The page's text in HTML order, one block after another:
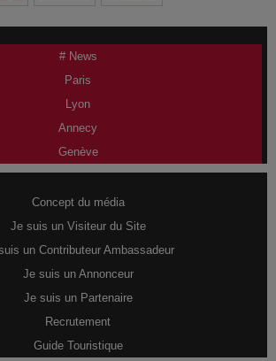
# News
Paris
Lyon
Annecy
Genève
Concept du média
Je suis un Visiteur du Site
un Contributeur Ambassadeur
Je suis un Annonceur
Je suis un Partenaire
Recrutement
Guide Touristique